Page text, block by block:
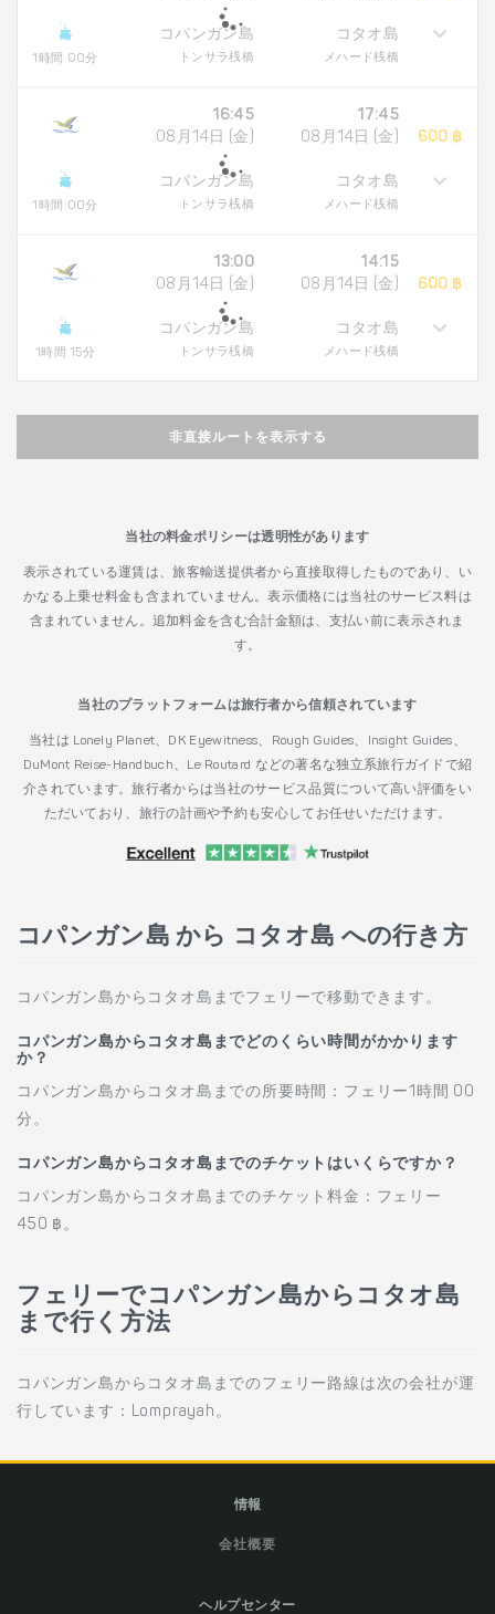
1時間 00分
コパンガン島
トンサラ桟橋
コタオ島
メハード桟橋
1時間 00分
16:45
08月14日 (金)
コパンガン島
トンサラ桟橋
17:45
08月14日 (金)
コタオ島
メハード桟橋
600 ฿
1時間 15分
13:00
08月14日 (金)
コパンガン島
トンサラ桟橋
14:15
08月14日 (金)
コタオ島
メハード桟橋
600 ฿
非直接ルートを表示する
当社の料金ポリシーは透明性があります
表示されている運賃は、旅客輸送提供者から直接取得したものであり、い
かなる上乗せ料金も含まれていません。表示価格には当社のサービス料は
含まれていません。追加料金を含む合計金額は、支払い前に表示されま
す。
当社のプラットフォームは旅行者から信頼されています
当社は Lonely Planet、DK Eyewitness、Rough Guides、Insight Guides、
DuMont Reise-Handbuch、Le Routard などの著名な独立系旅行ガイドで紹
介されています。旅行者からは当社のサービス品質について高い評価をい
ただいており、旅行の計画や予約も安心してお任せいただけます。
コパンガン島 から コタオ島 への行き方
コパンガン島からコタオ島までフェリーで移動できます。
コパンガン島からコタオ島までどのくらい時間がかかります
か？
コパンガン島からコタオ島までの所要時間：フェリー1時間 00
分。
コパンガン島からコタオ島までのチケットはいくらですか？
コパンガン島からコタオ島までのチケット料金：フェリー
450 ฿。
フェリーでコパンガン島からコタオ島
まで行く方法
コパンガン島からコタオ島までのフェリー路線は次の会社が運
行しています：Lomprayah。
情報
会社概要
ヘルプセンター